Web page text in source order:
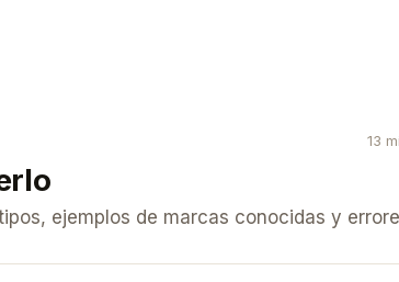
13
ejemplos de marcas conocidas y